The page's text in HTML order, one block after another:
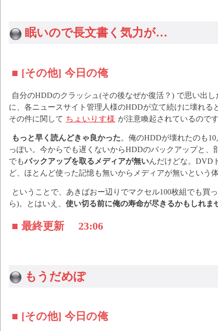
眠いので長文書く気力が…
■ [その他] 今日の俺
自分のHDDのクラッシュ(その後なぜか復活？) で思い出
に、各ニュースサイト管理人様のHDDが立て続けに壊れる
その件に関して ちょいりす様 が注意喚起されているので
もっと早く読んどきゃ良かった。俺のHDDが壊れたのも
っぽい。今からでも遅くないからHDDのバックアップと、
でもバックアップを取るメディアが無いんだけどな。DVD
ど、ほとんど使った記憶も無いからメディアが無いという
ということで、あきばおー辺りでマクセル100枚組でも買
ら)。とはいえ、 使い切る前に俺の寿命が尽きるかもしれま
■ 最終更新 23:06
もうだめぽ
■ [その他] 今日の俺